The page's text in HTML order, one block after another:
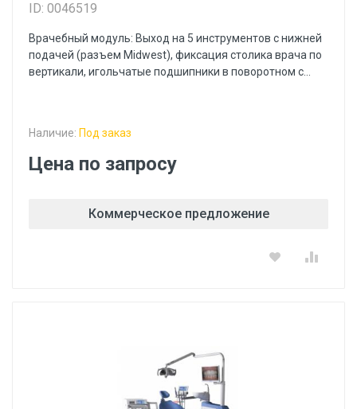
ID: 0046519
Врачебный модуль: Выход на 5 инструментов с нижней
подачей (разъем Midwest), фиксация столика врача по
вертикали, игольчатые подшипники в поворотном с...
Наличие: Под заказ
Цена по запросу
Коммерческое предложение